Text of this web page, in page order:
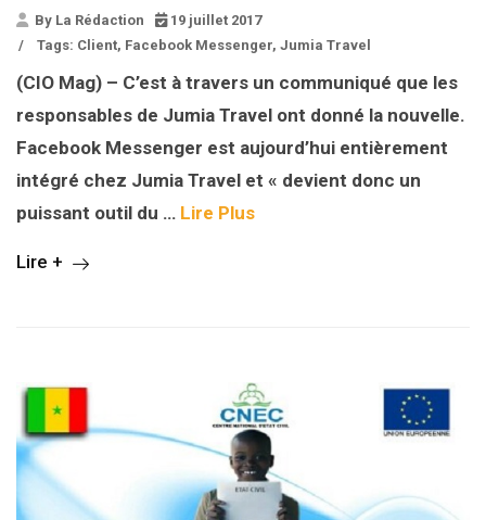
By La Rédaction
19 juillet 2017
/
Tags: Client, Facebook Messenger, Jumia Travel
(CIO Mag) – C’est à travers un communiqué que les
responsables de Jumia Travel ont donné la nouvelle.
Facebook Messenger est aujourd’hui entièrement
intégré chez Jumia Travel et « devient donc un
puissant outil du … Lire Plus
Lire +